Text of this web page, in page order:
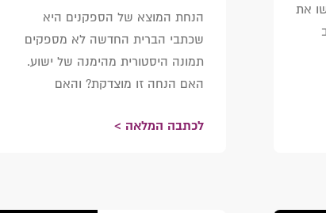
את
הנחת המוצא של הספקנים היא
שכתבי הברית החדשה לא מספקים
תמונה היסטורית מהימנה של ישוע.
האם הנחה זו מוצדקת? והאם
לכתבה המלאה >